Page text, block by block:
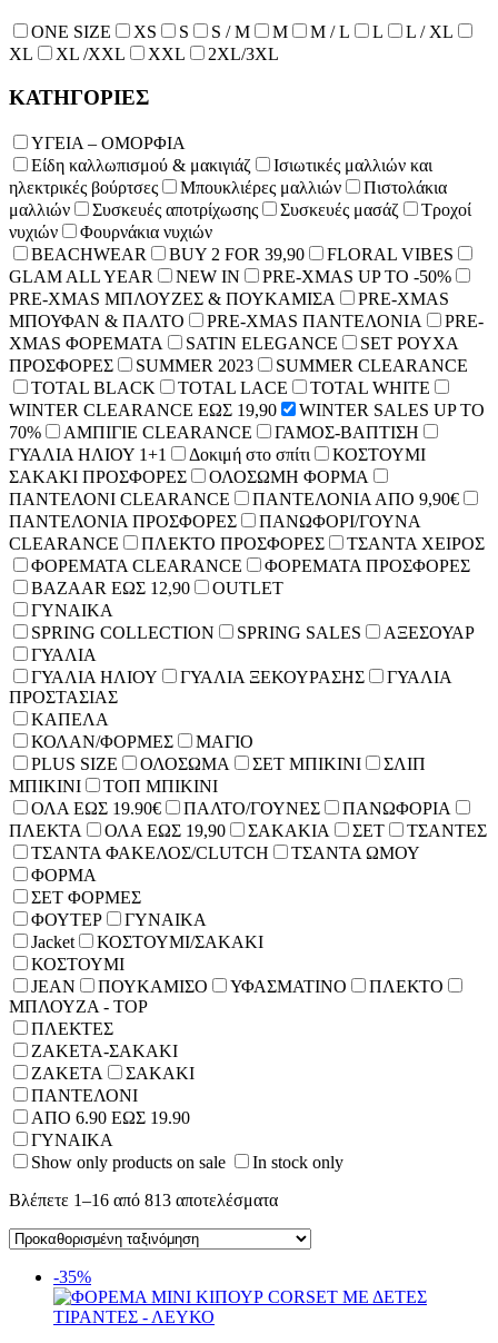
ONE SIZE XS S S / M Μ M / L L
L / XL
XL
XL /XXL XXL 2XL/3XL
ΚΑΤΗΓΟΡΙΕΣ
ΥΓΕΙΑ – ΟΜΟΡΦΙΑ
Είδη καλλωπισμού & μακιγιάζ
Ισιωτικές μαλλιών και
ηλεκτρικές βούρτσες
Μπουκλιέρες μαλλιών
Πιστολάκια
μαλλιών
Συσκευές αποτρίχωσης Συσκευές μασάζ
Τροχοί
νυχιών
Φουρνάκια νυχιών
BEACHWEAR
BUY 2 FOR 39,90
FLORAL VIBES
GLAM ALL YEAR
NEW IN
PRE-XMAS UP TO -50%
PRE-XMAS ΜΠΛΟΥΖΕΣ & ΠΟΥΚΑΜΙΣΑ
PRE-XMAS
ΜΠΟΥΦΑΝ & ΠΑΛΤΟ
PRE-XMAS ΠΑΝΤΕΛΟΝΙΑ
PRE-
XMAS ΦΟΡΕΜΑΤΑ
SATIN ELEGANCE
SET ΡΟΥΧΑ
ΠΡΟΣΦΟΡΕΣ
SUMMER 2023
SUMMER CLEARANCE
TOTAL BLACK
TOTAL LACE
TOTAL WHITE
WINTER CLEARANCE ΕΩΣ 19,90
WINTER SALES UP TO
70%
ΑΜΠΙΓΙΕ CLEARANCE
ΓΑΜΟΣ-ΒΑΠΤΙΣΗ
ΓΥΑΛΙΑ ΗΛΙΟΥ 1+1
Δοκιμή στο σπίτι
ΚΟΣΤΟΥΜΙ
ΣΑΚΑΚΙ ΠΡΟΣΦΟΡΕΣ
ΟΛΟΣΩΜΗ ΦΟΡΜΑ
ΠΑΝΤΕΛΟΝΙ CLEARANCE
ΠΑΝΤΕΛΟΝΙΑ ΑΠΟ 9,90€
ΠΑΝΤΕΛΟΝΙΑ ΠΡΟΣΦΟΡΕΣ
ΠΑΝΩΦΟΡΙ/ΓΟΥΝΑ
CLEARANCE
ΠΛΕΚΤΟ ΠΡΟΣΦΟΡΕΣ
ΤΣΑΝΤΑ ΧΕΙΡΟΣ
ΦΟΡΕΜΑΤΑ CLEARANCE
ΦΟΡΕΜΑΤΑ ΠΡΟΣΦΟΡΕΣ
BAZAAR ΕΩΣ 12,90
OUTLET
ΓΥΝΑΙΚΑ
SPRING COLLECTION
SPRING SALES
ΑΞΕΣΟΥΑΡ
ΓΥΑΛΙΑ
ΓΥΑΛΙΑ ΗΛΙΟΥ
ΓΥΑΛΙΑ ΞΕΚΟΥΡΑΣΗΣ
ΓΥΑΛΙΑ
ΠΡΟΣΤΑΣΙΑΣ
ΚΑΠΕΛΑ
ΚΟΛΑΝ/ΦΟΡΜΕΣ
ΜΑΓΙΟ
PLUS SIZE
ΟΛΟΣΩΜΑ ΣΕΤ ΜΠΙΚΙΝΙ
ΣΛΙΠ
ΜΠΙΚΙΝΙ
ΤΟΠ ΜΠΙΚΙΝΙ
ΟΛΑ ΕΩΣ 19.90€
ΠΑΛΤΟ/ΓΟΥΝΕΣ
ΠΑΝΩΦΟΡΙΑ
ΠΛΕΚΤΑ
ΟΛΑ ΕΩΣ 19,90 ΣΑΚΑΚΙΑ ΣΕΤ
ΤΣΑΝΤΕΣ
ΤΣΑΝΤΑ ΦΑΚΕΛΟΣ/CLUTCH
ΤΣΑΝΤΑ ΩΜΟΥ
ΦΟΡΜΑ
ΣΕΤ ΦΟΡΜΕΣ
ΦΟΥΤΕΡ
ΓΥΝΑΙΚΑ
Jacket
ΚΟΣΤΟΥΜΙ/ΣΑΚΑΚΙ
ΚΟΣΤΟΥΜΙ
JEAN
ΠΟΥΚΑΜΙΣΟ ΥΦΑΣΜΑΤΙΝΟ
ΠΛΕΚΤΟ
ΜΠΛΟΥΖΑ - TOP
ΠΛΕΚΤΕΣ
ΖΑΚΕΤΑ-ΣΑΚΑΚΙ
ΖΑΚΕΤΑ
ΣΑΚΑΚΙ
ΠΑΝΤΕΛΟΝΙ
ΑΠΟ 6.90 ΕΩΣ 19.90
ΓΥΝΑΙΚΑ
Show only products on sale
In stock only
Βλέπετε 1–16 από 813 αποτελέσματα
-35%